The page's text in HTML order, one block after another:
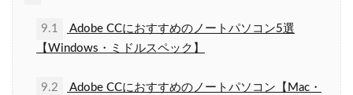
9.1
Adobe CCにおすすめのノートパソコン5選
【Windows・ミドルスペック】
9.2
Adobe CCにおすすめのノートパソコン【Mac・